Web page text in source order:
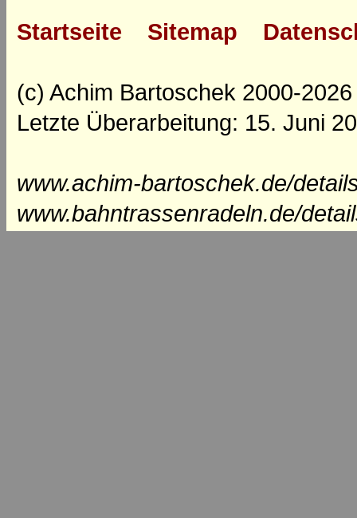
Startseite Sitemap
(c) Achim Bartoschek 2000-2026
Letzte Überarbeitung: 15. Juni
www.achim-bartoschek.de/
www.bahntrassenradeln.de/